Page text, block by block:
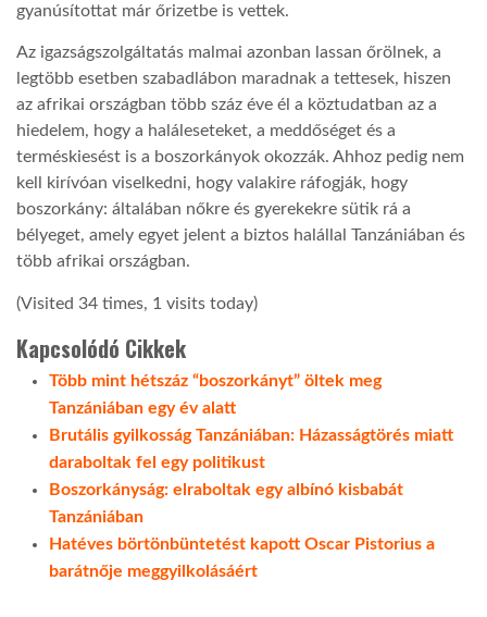
gyanúsítottat már őrizetbe is vettek.
Az igazságszolgáltatás malmai azonban lassan őrölnek, a
legtöbb esetben szabadlábon maradnak a tettesek, hiszen
az afrikai országban több száz éve él a köztudatban az a
hiedelem, hogy a haláleseteket, a meddőséget és a
terméskiesést is a boszorkányok okozzák. Ahhoz pedig nem
kell kirívóan viselkedni, hogy valakire ráfogják, hogy
boszorkány: általában nőkre és gyerekekre sütik rá a
bélyeget, amely egyet jelent a biztos halállal Tanzániában és
több afrikai országban.
(Visited 34 times, 1 visits today)
Kapcsolódó Cikkek
Több mint hétszáz “boszorkányt” öltek meg
Tanzániában egy év alatt
Brutális gyilkosság Tanzániában: Házasságtörés miatt
daraboltak fel egy politikust
Boszorkányság: elraboltak egy albínó kisbabát
Tanzániában
Hatéves börtönbüntetést kapott Oscar Pistorius a
barátnője meggyilkolásáért